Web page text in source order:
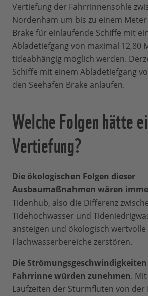
Vertiefung der Fahrrinnensohle
Nordenham um bis zu einem
Brake für einlaufende Schiffe mit
Abladetiefgang von maximal 12,80
tideabhängig möglich werden.
Schiffe mit einem Abladetiefgang
den Seehafen Brake anlaufen.
Welche Folgen hätte
Vertiefung?
Die ökologischen Folgen dieser
Ausbaumaßnahmen wären
Tidenhub, also die Differenz
Tidehochwasser und
ansteigen und ökologisch wertvolle
Flachwasserbereiche zerstören.
Die
Fahrrinne würden zunehmen.
Laufzeiten der Sturmfluten von der